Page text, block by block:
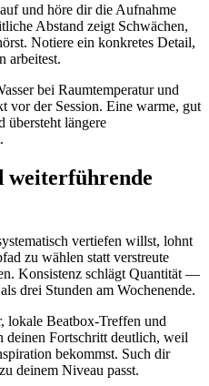
und höre dir die Aufnahme
Abstand zeigt Schwächen,
Notiere ein konkretes Detail,
arbeitest.
bei Raumtemperatur und
vor der Session. Eine warme, gut
übersteht längere
weiterführende
vertiefen willst, lohnt
zu wählen statt verstreute
Konsistenz schlägt Quantität —
drei Stunden am Wochenende.
lokale Beatbox-Treffen und
deinen Fortschritt deutlich, weil
bekommst. Such dir
deinem Niveau passt.